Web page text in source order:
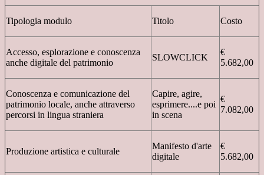
Tipologia modulo Titolo Costo
Accesso, esplorazione e conoscenza
anche digitale del patrimonio
SLOWCLICK
€
5.682,00
Conoscenza e comunicazione del
patrimonio locale, anche attraverso
percorsi in lingua straniera
Capire, agire,
esprimere....e poi
in scena
€
7.082,00
Produzione artistica e culturale
Manifesto d'arte
digitale
€
5.682,00